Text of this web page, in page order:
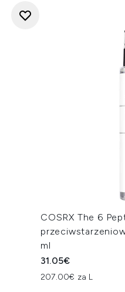
COSRX The 6
ml
31.05€
207.00€ za L